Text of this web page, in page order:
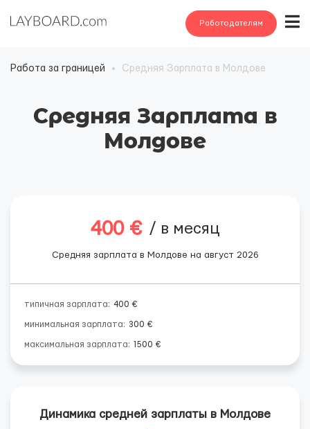
Работодателям
Работа за границей Средняя Зарплата в Молдове
Средняя Зарплата в
Молдове
400 € / в месяц
Средняя зарплата в Молдове на август 2026
типичная зарплата: 400 €
минимальная зарплата: 300 €
максимальная зарплата: 1500 €
Динамика средней зарплаты в Молдове